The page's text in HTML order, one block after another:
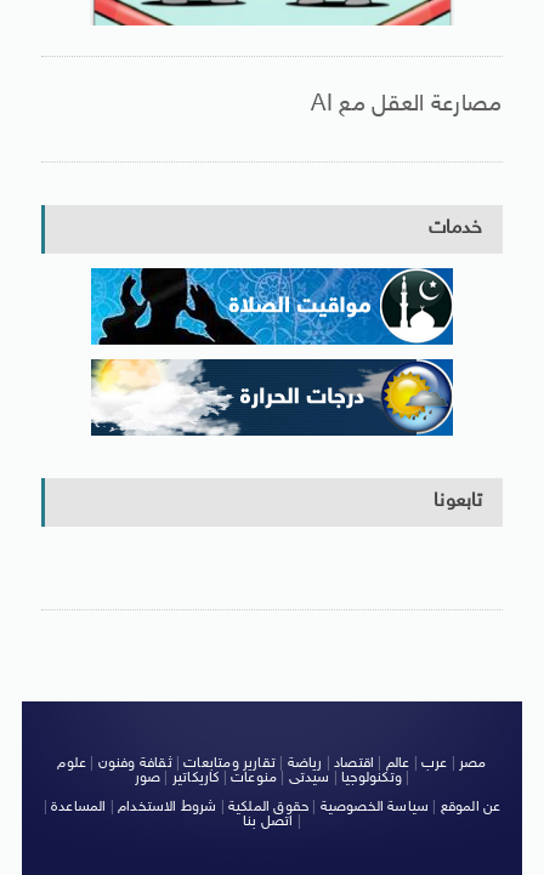
مصارعة العقل مع AI
خدمات
تابعونا
مصر عرب عالم اقتصاد رياضة |تقارير ومتابعات|ثقافة وفنون
علوم
وتكنولوجيا| سيدتى منوعات كاريكاتير صور
|
عن الموقع
سياسة الخصوصية حقوق الملكية شروط الاستخدام| المساعدة|
اتصل بنا